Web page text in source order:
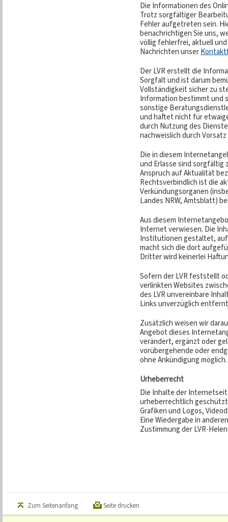
Die Informationen des
Trotz sorgfältiger
Fehler aufgetreten sein.
benachrichtigen Sie uns,
völlig fehlerfrei, aktuell
Nachrichten unser
Der LVR erstellt die
Sorgfalt und ist darum
Vollständigkeit sicher zu
Information bestimmt und
sonstige
und haftet nicht für
durch Nutzung des
nachweislich durch
Die in diesem
und Erlasse sind sorgfältig
Anspruch auf Aktualität
Rechtsverbindlich ist die
Verkündungsorganen
Landes NRW, Amtsblatt)
Aus diesem
Internet verwiesen. Die
Institutionen gestaltet, auf
macht sich die dort
Dritter wird keinerlei
Sofern der LVR feststellt
verlinkten Websites
des LVR unvereinbare
Links unverzüglich
Zusätzlich weisen wir
Angebot dieses
verändert, ergänzt oder
vorübergehende oder
ohne Ankündigung möglich.
Urheberrecht
Die Inhalte der
urheberrechtlich
Grafiken und Logos,
Eine Wiedergabe in
Zustimmung der LVR-
Zum Seitenanfang Seite drucken